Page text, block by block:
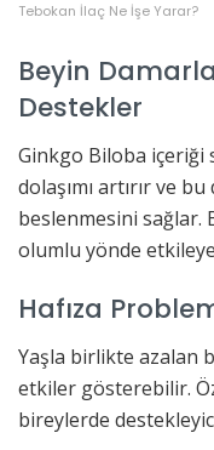
Tebokan İlaç Ne İşe Yarar?
Beyin
Destekler
Ginkgo Biloba içeriği
dolaşımı artırır ve
beslenmesini sağlar.
olumlu yönde
Hafıza
Yaşla birlikte azalan
etkiler gösterebilir.
bireylerde